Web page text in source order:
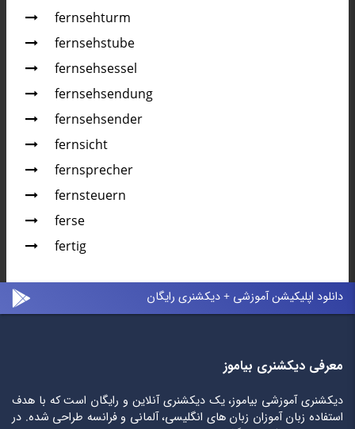
fernsehturm
fernsehstube
fernsehsessel
fernsehsendung
fernsehsender
fernsicht
fernsprecher
fern­steu­ern
ferse
fertig
دانلود اپلیکیشن آموزشی + دیکشنری رایگان
معرفی دیکشنری بیاموز
دیکشنری آموزشی بیاموز، یک دیکشنری آنلاین و رایگان است که با هدف
استفاده زبان آموزان زبان های انگلیسی، آلمانی و فرانسه طراحی شده. در